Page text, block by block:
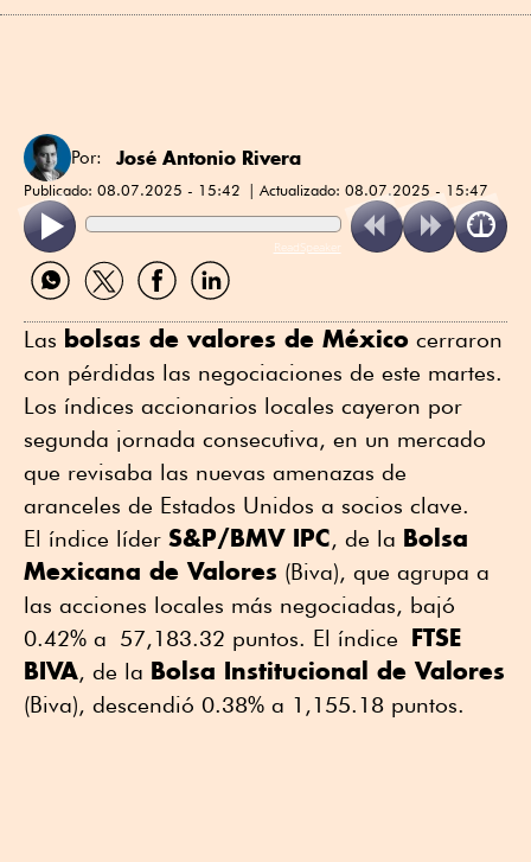
Por: José Antonio Rivera
Publicado: 08.07.2025 - 15:42 Actualizado: 08.07.2025 - 15:47
ReadSpeaker
Compartir
por
Compartir
por
Compartir
por
Compartir
por
Las bolsas de valores de México cerraron
con pérdidas las negociaciones de este martes.
Los índices accionarios locales cayeron por
segunda jornada consecutiva, en un mercado
que revisaba las nuevas amenazas de
aranceles de Estados Unidos a socios clave.
El índice líder S&P/BMV IPC, de la Bolsa
Mexicana de Valores (Biva), que agrupa a
las acciones locales más negociadas, bajó
0.42% a 57,183.32 puntos. El índice FTSE
BIVA, de la Bolsa Institucional de Valores
(Biva), descendió 0.38% a 1,155.18 puntos.